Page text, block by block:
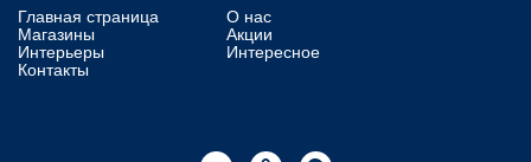
Главная страница
О нас
Магазины
Акции
Интерьеры
Интересное
Контакты